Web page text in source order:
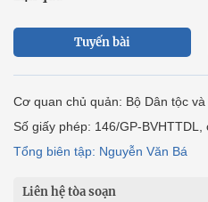
Tuyến bài
Cơ quan chủ quản: Bộ Dân tộc
Số giấy phép: 146/GP-
Tổng biên tập: Nguyễn Văn Bá
Liên hệ tòa soạn